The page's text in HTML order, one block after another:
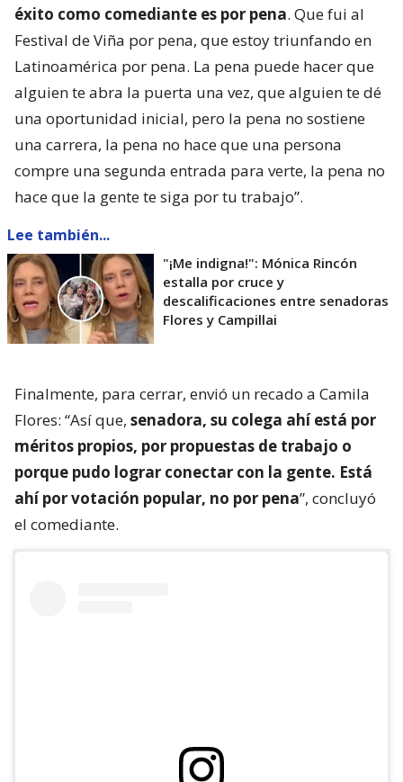
éxito como comediante es por pena. Que fui al
Festival de Viña por pena, que estoy triunfando en
Latinoamérica por pena. La pena puede hacer que
alguien te abra la puerta una vez, que alguien te dé
una oportunidad inicial, pero la pena no sostiene
una carrera, la pena no hace que una persona
compre una segunda entrada para verte, la pena no
hace que la gente te siga por tu trabajo”.
Lee también...
"¡Me indigna!": Mónica Rincón
estalla por cruce y
descalificaciones entre senadoras
Flores y Campillai
Finalmente, para cerrar, envió un recado a Camila
Flores: “Así que, senadora, su colega ahí está por
méritos propios, por propuestas de trabajo o
porque pudo lograr conectar con la gente. Está
ahí por votación popular, no por pena”, concluyó
el comediante.